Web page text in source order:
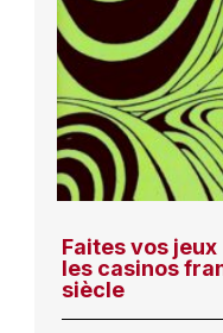
Faites vos
les casinos
siècle